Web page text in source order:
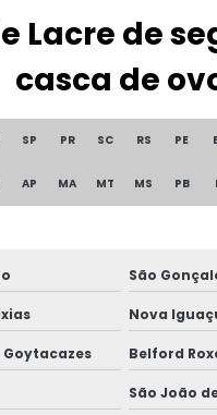
garantia
policarbonato
holográficas
Lacre de
casca de
SP PR SC RS PE
AP MA MT MS PB
São
Nova
Belford
São João